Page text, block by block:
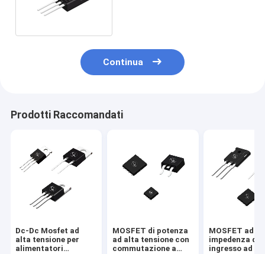
Continua
Prodotti Raccomandati
Dc-Dc Mosfet ad
alta tensione per
alimentatori
MOSFET di potenza
ad alta tensione con
commutazione a
MOSFET ad
impedenza di
ingresso ad